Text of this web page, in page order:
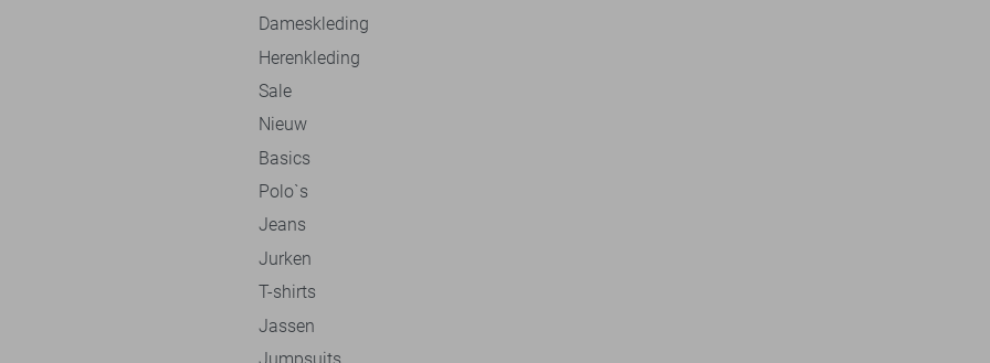
Dameskleding
Herenkleding
Sale
Nieuw
Basics
Polo`s
Jeans
Jurken
T-shirts
Jassen